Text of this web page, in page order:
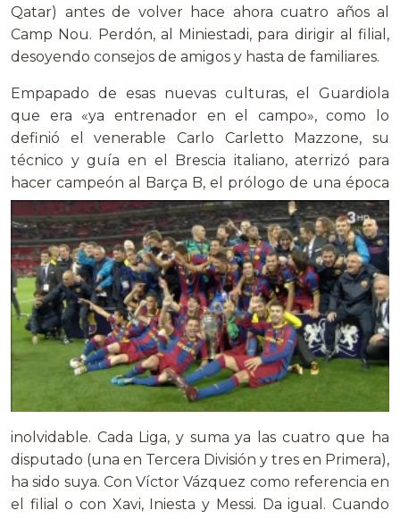
Qatar) antes de volver hace ahora cuatro años al
Camp Nou. Perdón, al Miniestadi, para dirigir al filial,
desoyendo consejos de amigos y hasta de familiares.
Empapado de esas nuevas culturas, el Guardiola
que era «ya entrenador en el campo», como lo
definió el venerable Carlo Carletto Mazzone, su
técnico y guía en el Brescia italiano, aterrizó para
hacer campeón al Barça B, el prólogo de una época
inolvidable. Cada Liga, y suma ya las cuatro que ha
disputado (una en Tercera División y tres en Primera),
ha sido suya. Con Víctor Vázquez como referencia en
el filial o con Xavi, Iniesta y Messi. Da igual. Cuando